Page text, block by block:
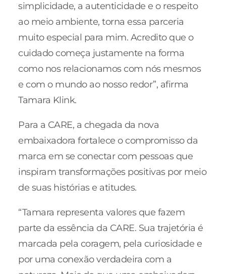
simplicidade, a autenticidade e o respeito
ao meio ambiente, torna essa parceria
muito especial para mim. Acredito que o
cuidado começa justamente na forma
como nos relacionamos com nós mesmos
e com o mundo ao nosso redor”, afirma
Tamara Klink.
Para a CARE, a chegada da nova
embaixadora fortalece o compromisso da
marca em se conectar com pessoas que
inspiram transformações positivas por meio
de suas histórias e atitudes.
“Tamara representa valores que fazem
parte da essência da CARE. Sua trajetória é
marcada pela coragem, pela curiosidade e
por uma conexão verdadeira com a